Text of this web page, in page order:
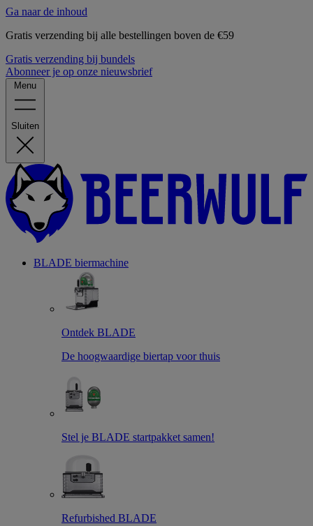
Ga naar de inhoud
Gratis verzending bij alle bestellingen boven de €59
Gratis verzending bij bundels
Abonneer je op onze nieuwsbrief
Menu
Sluiten
BLADE biermachine
Ontdek BLADE
De hoogwaardige biertap voor thuis
Stel je BLADE startpakket samen!
Refurbished BLADE